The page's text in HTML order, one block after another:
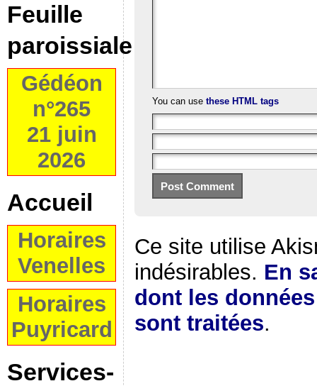
Feuille
paroissiale
Gédéon
n°265
21 juin
2026
Accueil
Horaires
Venelles
Horaires
Puyricard
Services-
You can use these HTML tags
Ce site utilise
indésirables. En
dont les
sont traitées.